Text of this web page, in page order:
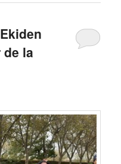
la